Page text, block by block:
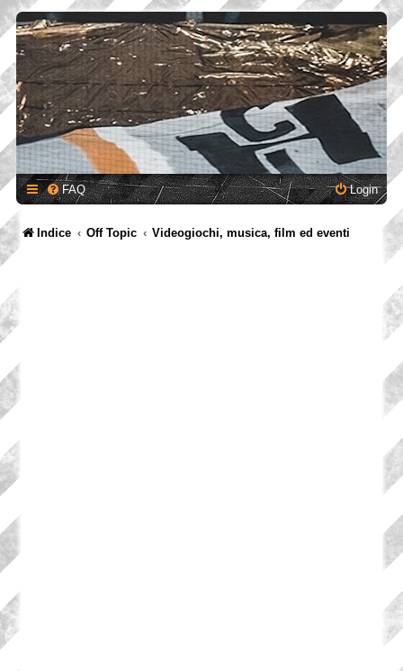
FAQ Login
Indice Off Topic Videogiochi, musica, film ed eventi